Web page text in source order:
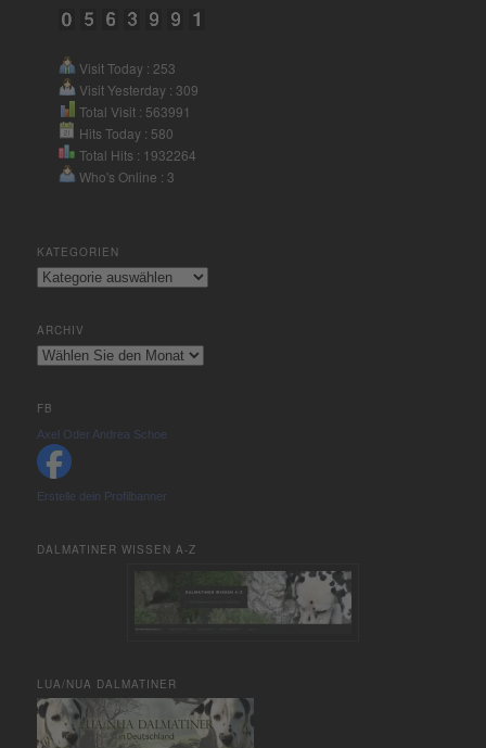
Consent Management Platform
Visit Today : 253
Visit Yesterday : 309
Total Visit : 563991
Hits Today : 580
Total Hits : 1932264
Who's Online : 3
KATEGORIEN
Kategorien
ARCHIV
Archiv
FB
Axel Oder Andrea Schoe
Erstelle dein Profilbanner
DALMATINER WISSEN A-Z
LUA/NUA DALMATINER